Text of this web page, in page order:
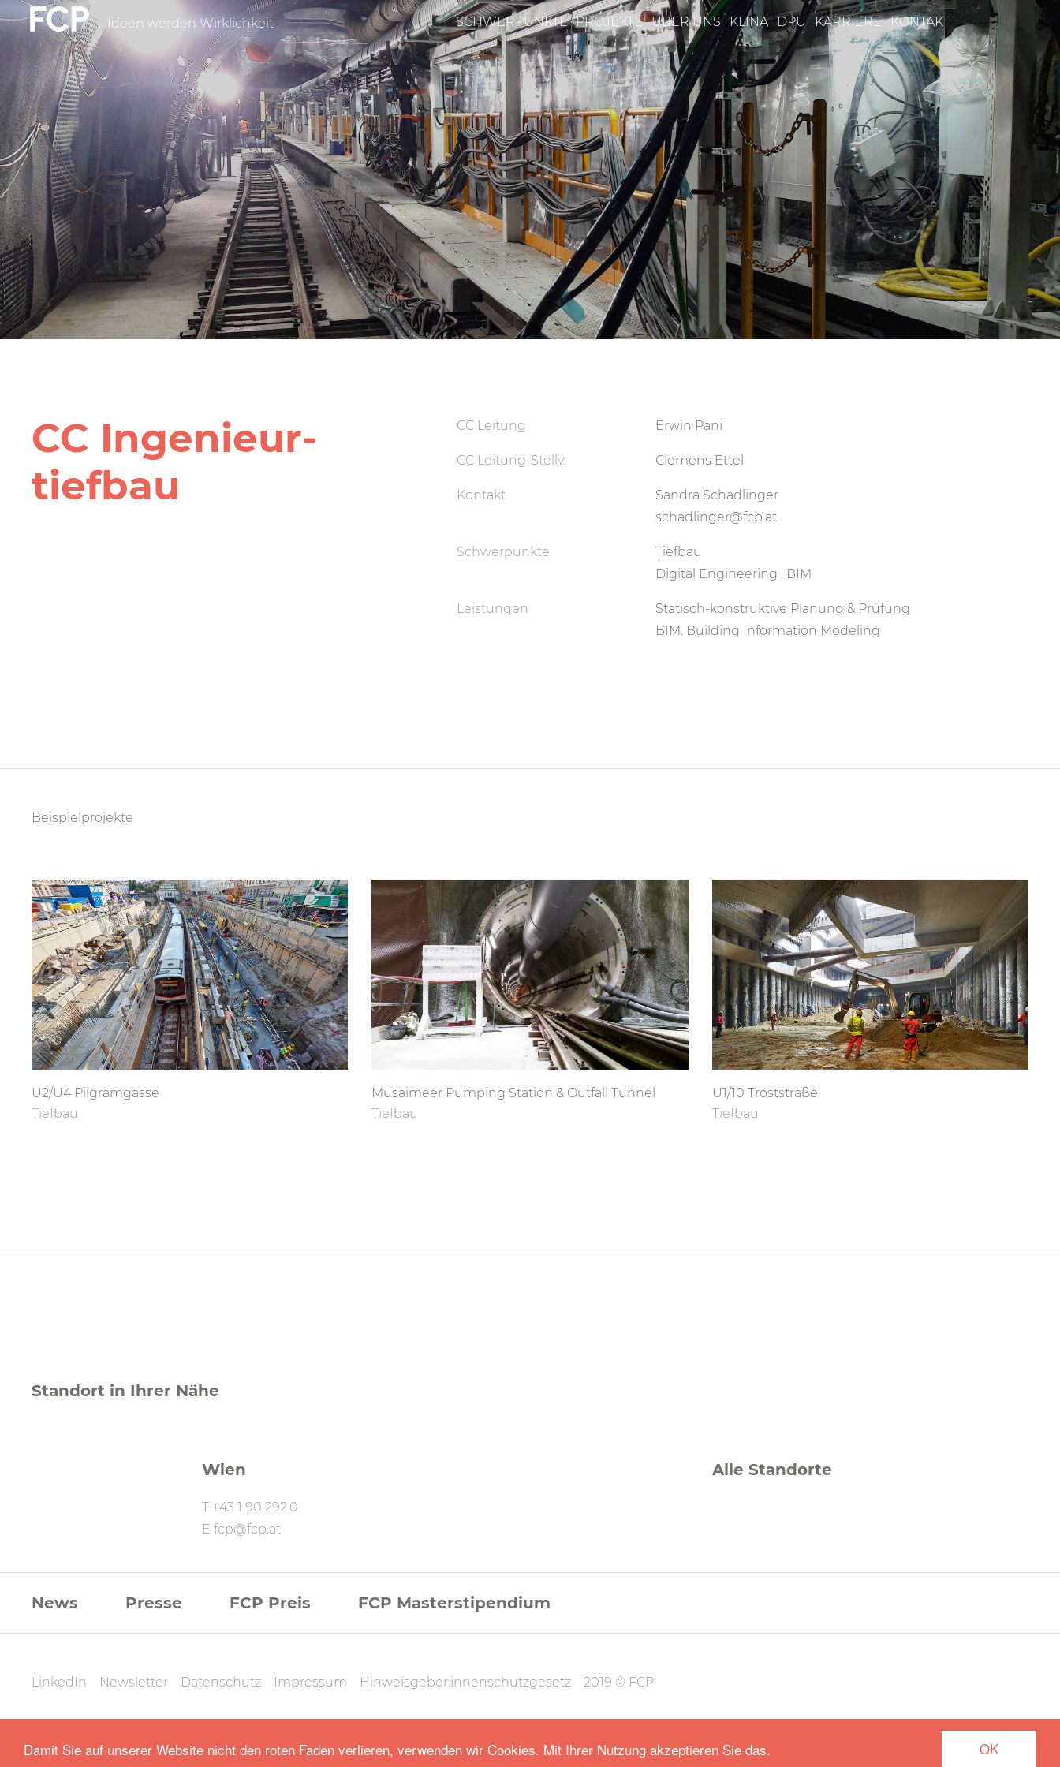
Direkt
zum
OK
Damit Sie auf unserer Website nicht den roten Faden verlieren, verwenden wir Cookies. Mit Ihrer Nutzung akzeptieren Sie das.
FCP
Hauptnavigation
weißes
Logo
Ideen werden Wirklichkeit SCHWERPUNKTE PROJEKTE ÜBER UNS KLINA DPU KARRIERE KONTAKT
CC Ingenieur­
tiefbau
CC Leitung Erwin Pani
CC Leitung-Stellv. Clemens Ettel
Kontakt
Sandra Schadlinger
schadlinger@fcp.at
Schwerpunkte
Tiefbau
Digital Engineering . BIM
Leistungen
Statisch-konstruktive Planung & Prüfung
BIM. Building Information Modeling
Beispielprojekte
U2/U4 Pilgramgasse
Tiefbau
Musaimeer Pumping Station & Outfall Tunnel
Tiefbau
U1/10 Troststraße
Tiefbau
Standort in Ihrer Nähe
Wien
T +43 1 90 292.0
E fcp@fcp.at
Alle Standorte
FCP
Footernavigation
News Presse FCP Preis FCP Masterstipendium
FCP
Datenschutz
LinkedIn Newsletter Datenschutz Impressum Hinweisgeber:innenschutzgesetz 2019 © FCP
FCP